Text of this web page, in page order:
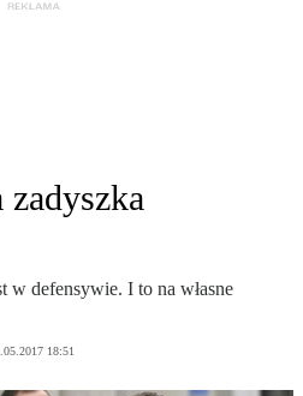
w defensywie. I to na własne
18:51